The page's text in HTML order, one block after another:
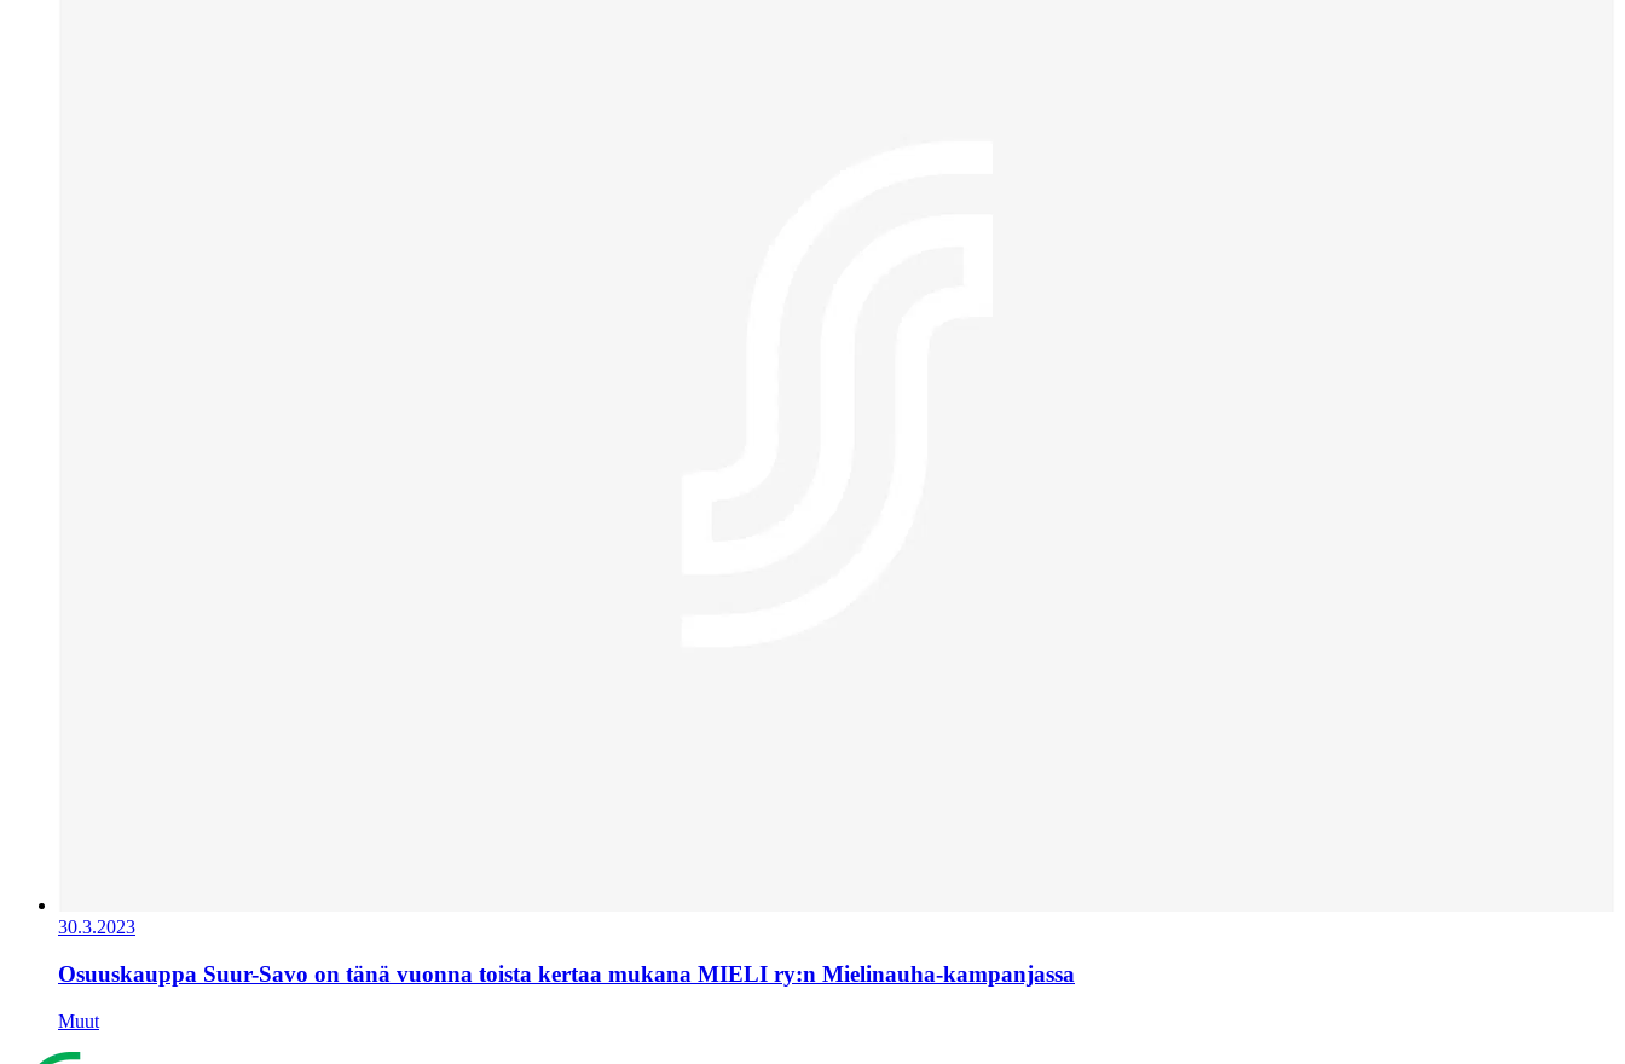
30.3.2023
Osuuskauppa Suur-Savo on tänä vuonna toista kertaa mukana MIELI ry:n Mielinauha-kampanjassa
Muut